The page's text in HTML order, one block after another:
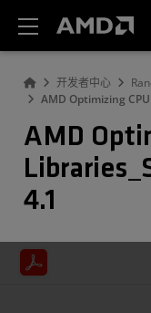
开发者中心
AMD Optimizing
AMD
4.1